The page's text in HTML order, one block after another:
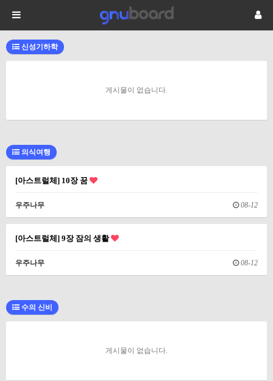
신성기하학
게시물이 없습니다.
의식여행
[아스트럴체] 10장 꿈
우주나무 08-12
[아스트럴체] 9장 잠의 생활
우주나무 08-12
수의 신비
게시물이 없습니다.